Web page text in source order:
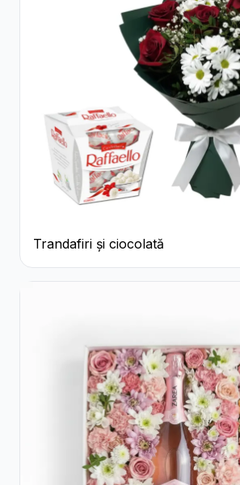
Trandafiri și ciocolată